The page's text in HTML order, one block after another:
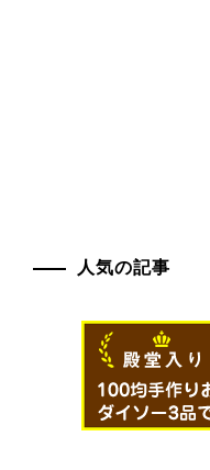
人気の記事